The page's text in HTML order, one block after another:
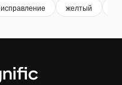
исправление желтый